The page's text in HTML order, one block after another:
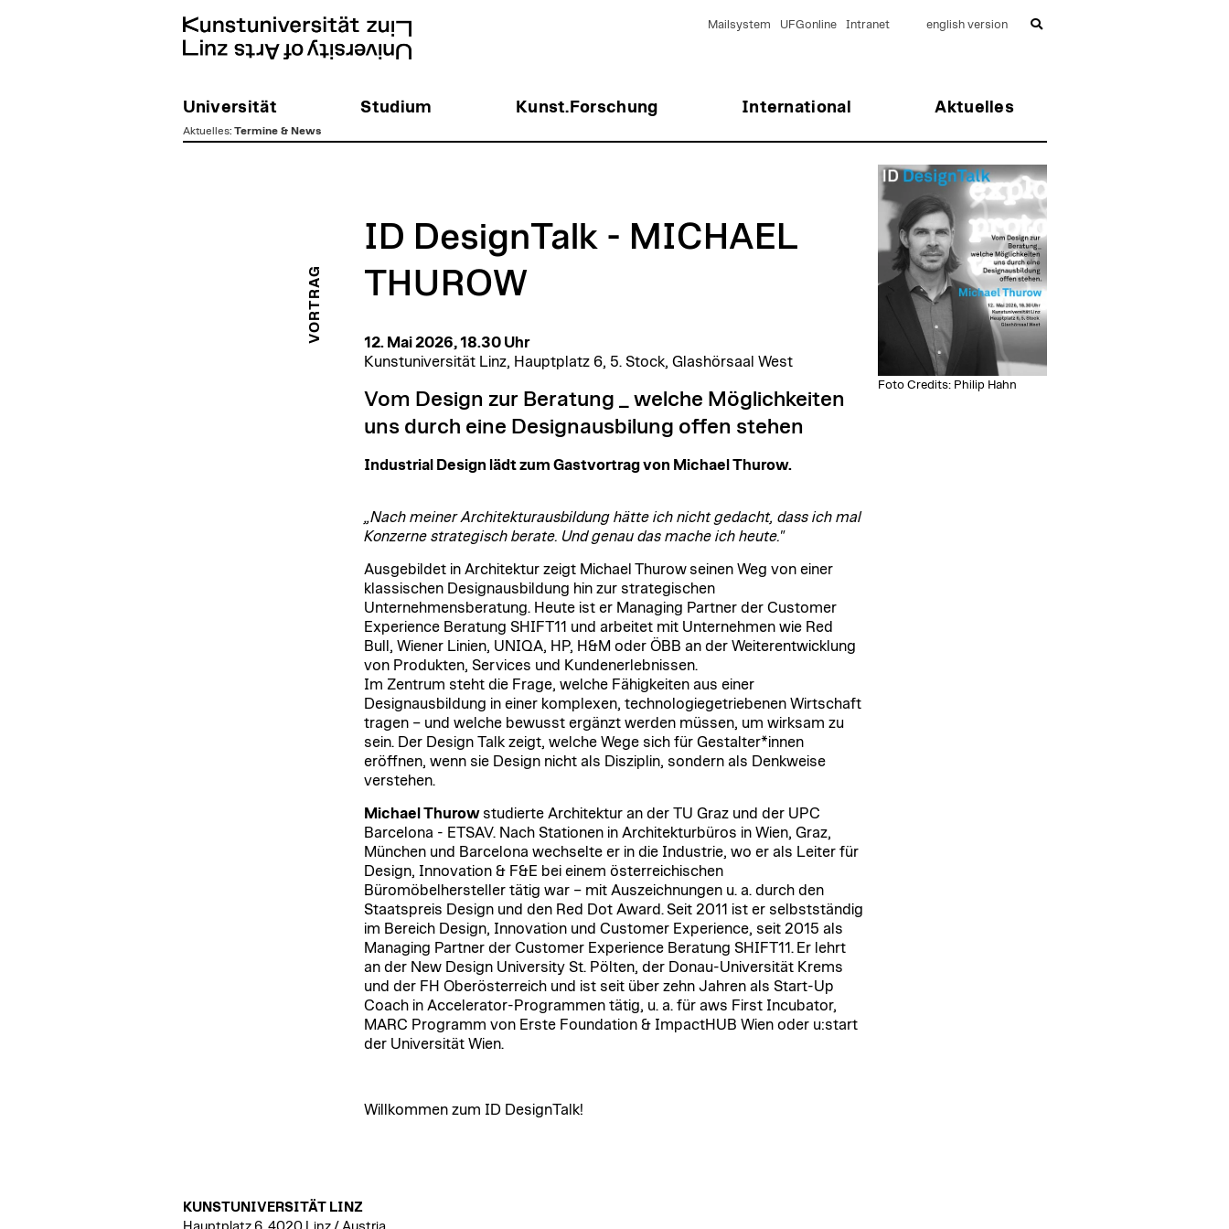
Universität Studium Kunst.Forschung International Aktuelles
Mailsystem UFGonline Intranet english version
Aktuelles: Termine & News
VORTRAG
ID DesignTalk - MICHAEL
THUROW
12. Mai 2026, 18.30 Uhr
Kunstuniversität Linz, Hauptplatz 6, 5. Stock, Glashörsaal West
Vom Design zur Beratung _ welche Möglichkeiten
uns durch eine Designausbilung offen stehen
Industrial Design lädt zum Gastvortrag von Michael Thurow.
„Nach meiner Architekturausbildung hätte ich nicht gedacht, dass ich mal
Konzerne strategisch berate. Und genau das mache ich heute."
Ausgebildet in Architektur zeigt Michael Thurowseinen Weg von einer
klassischen Designausbildung hin zur strategischen
Unternehmensberatung. Heute ist er Managing Partner der Customer
Experience Beratung SHIFT11 und arbeitet mit Unternehmen wie Red
Bull, Wiener Linien, UNIQA, HP, H&M oder ÖBB an der Weiterentwicklung
von Produkten, Services und Kundenerlebnissen.
Im Zentrum steht die Frage, welche Fähigkeiten aus einer
Designausbildung in einer komplexen, technologiegetriebenen Wirtschaft
tragen – und welche bewusst ergänzt werden müssen, um wirksam zu
sein. Der Design Talk zeigt, welche Wege sich für Gestalter*innen
eröffnen, wenn sie Design nicht als Disziplin, sondern als Denkweise
verstehen.
Michael Thurow studierte Architektur an der TU Graz und der UPC
Barcelona - ETSAV. Nach Stationen in Architekturbüros in Wien, Graz,
München und Barcelona wechselte er in die Industrie, wo er als Leiter für
Design, Innovation & F&E bei einem österreichischen
Büromöbelhersteller tätig war – mit Auszeichnungen u. a. durch den
Staatspreis Design und den Red Dot Award.Seit 2011 ist er selbstständig
im Bereich Design, Innovation und Customer Experience, seit 2015 als
Managing Partner der Customer Experience Beratung SHIFT11. Er lehrt
an der New Design University St. Pölten, der Donau-Universität Krems
und der FH Oberösterreich und ist seit über zehn Jahren als Start-Up
Coach in Accelerator-Programmen tätig, u. a. für aws First Incubator,
MARC Programm von Erste Foundation & ImpactHUB Wien oder u:start
der Universität Wien.
Willkommen zum ID DesignTalk!
Foto Credits: Philip Hahn
KUNSTUNIVERSITÄT LINZ